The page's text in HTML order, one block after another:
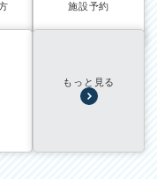
施設予約
もっと見る